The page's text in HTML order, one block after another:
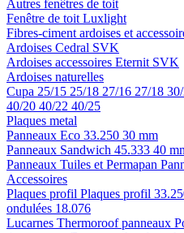
Autres fenêtres de toit
Fenêtre de toit Luxlight
Fibres-ciment ardoises et
Ardoises Cedral SVK
Ardoises accessoires Eternit SVK
Ardoises naturelles
Cupa 25/15 25/18 27/16 27/18
40/20 40/22 40/25
Plaques metal
Panneaux Eco 33.250 30 mm
Panneaux Sandwich 45.333 40
Panneaux Tuiles et Permapan
Accessoires
Plaques profil Plaques profil
ondulées 18.076
Lucarnes Thermoroof panneaux